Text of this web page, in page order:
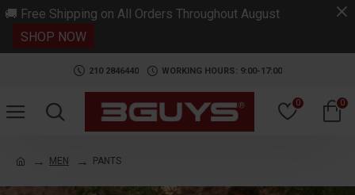
🚚 Free Shipping on All Orders Throughout August
SHOP NOW
210 2846440 WORKING HOURS: 9:00-17:00
0 0
MEN PANTS